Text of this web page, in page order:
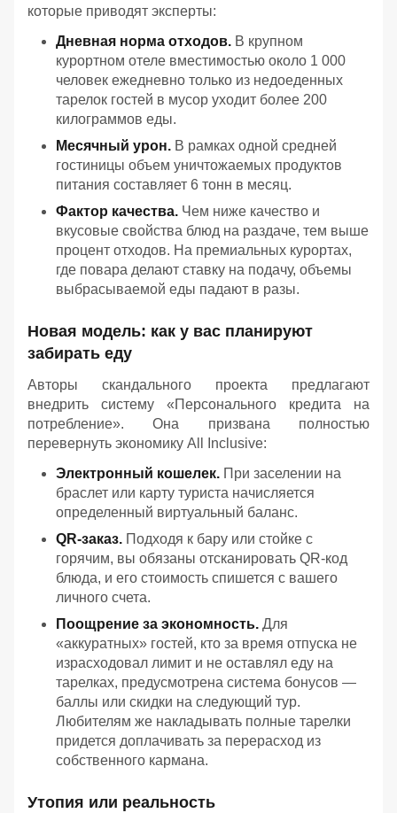
которые приводят эксперты:
Дневная норма отходов. В крупном
курортном отеле вместимостью около 1 000
человек ежедневно только из недоеденных
тарелок гостей в мусор уходит более 200
килограммов еды.
Месячный урон. В рамках одной средней
гостиницы объем уничтожаемых продуктов
питания составляет 6 тонн в месяц.
Фактор качества. Чем ниже качество и
вкусовые свойства блюд на раздаче, тем выше
процент отходов. На премиальных курортах,
где повара делают ставку на подачу, объемы
выбрасываемой еды падают в разы.
Новая модель: как у вас планируют
забирать еду
Авторы скандального проекта предлагают
внедрить систему «Персонального кредита на
потребление». Она призвана полностью
перевернуть экономику All Inclusive:
Электронный кошелек. При заселении на
браслет или карту туриста начисляется
определенный виртуальный баланс.
QR-заказ. Подходя к бару или стойке с
горячим, вы обязаны отсканировать QR-код
блюда, и его стоимость спишется с вашего
личного счета.
Поощрение за экономность. Для
«аккуратных» гостей, кто за время отпуска не
израсходовал лимит и не оставлял еду на
тарелках, предусмотрена система бонусов —
баллы или скидки на следующий тур.
Любителям же накладывать полные тарелки
придется доплачивать за перерасход из
собственного кармана.
Утопия или реальность